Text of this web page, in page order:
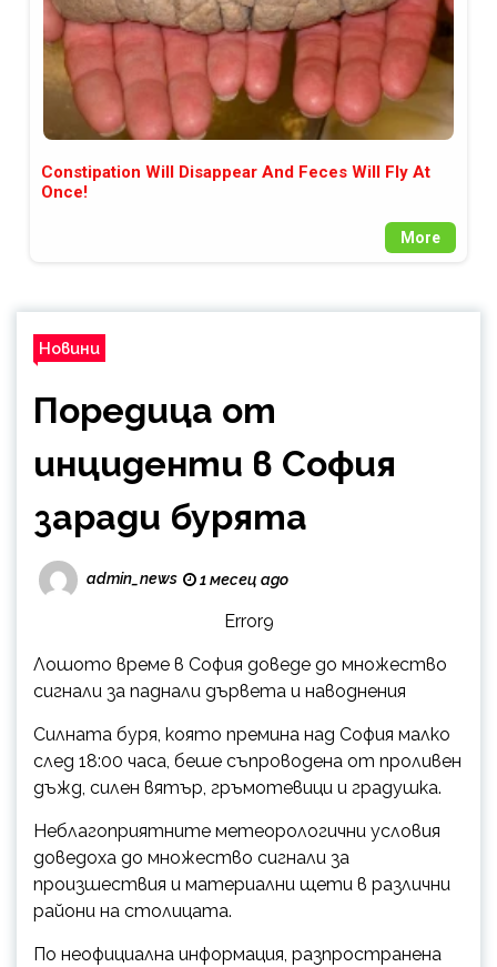
Constipation Will Disappear And Feces Will Fly At
Once!
More
Новини
Поредица от
инциденти в София
заради бурята
admin_news 1 месец ago
Error9
Лошото време в София доведе до множество
сигнали за паднали дървета и наводнения
Силната буря, която премина над София малко
след 18:00 часа, беше съпроводена от проливен
дъжд, силен вятър, гръмотевици и градушка.
Неблагоприятните метеорологични условия
доведоха до множество сигнали за
произшествия и материални щети в различни
райони на столицата.
По неофициална информация, разпространена